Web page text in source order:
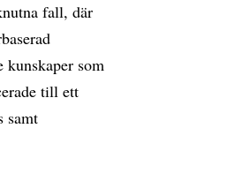
fall, där
kunskaper som
till ett
samt